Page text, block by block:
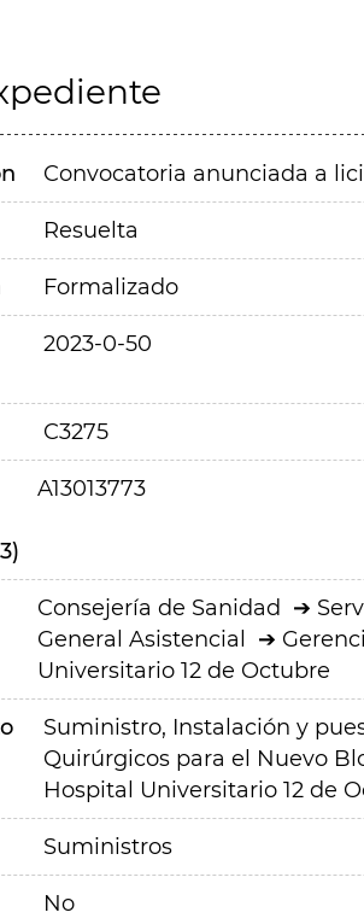
Convocatoria anunciada a
Resuelta
Formalizado
2023-0-50
C3275
A13013773
Consejería de Sanidad
General Asistencial
Universitario 12 de Octubre
Suministro, Instalación y
Quirúrgicos para el Nuevo
Hospital Universitario 12 de
Suministros
No